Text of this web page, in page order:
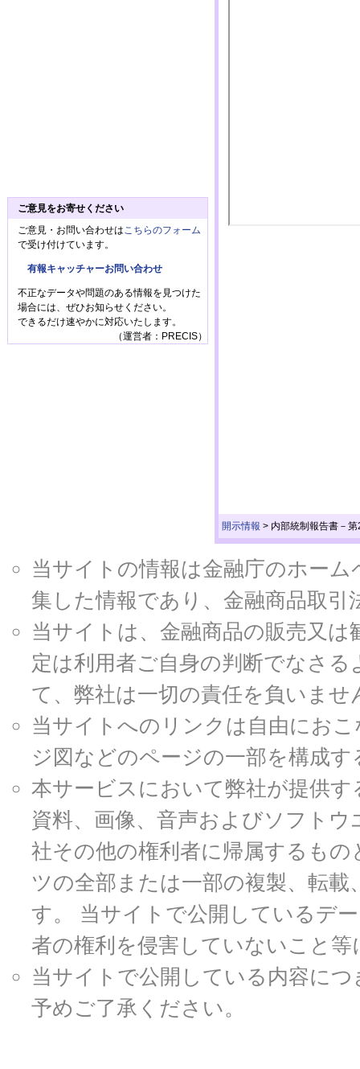
開示情報 > 内部統制報告書－
ご意見をお寄せください
ご意見・お問い合わせは こちらのフォーム
で受け付けています。
有報キャッチャーお問い合わせ
不正なデータや問題のある情報を見つけた
場合には、ぜひお知らせください。
できるだけ速やかに対応いたします。
（運営者：PRECIS）
当サイトの情報は金融庁のホー
集した情報であり、金融商品取
当サイトは、金融商品の販売又
定は利用者ご自身の判断でなさ
て、弊社は一切の責任を負いませ
当サイトへのリンクは自由にお
ジ図などのページの一部を構成
本サービスにおいて弊社が提供
資料、画像、音声およびソフト
社その他の権利者に帰属するも
ツの全部または一部の複製、転
す。 当サイトで公開しているデ
者の権利を侵害していないこと
当サイトで公開している内容に
予めご了承ください。